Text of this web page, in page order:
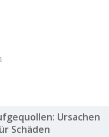
Ursachen
Schäden